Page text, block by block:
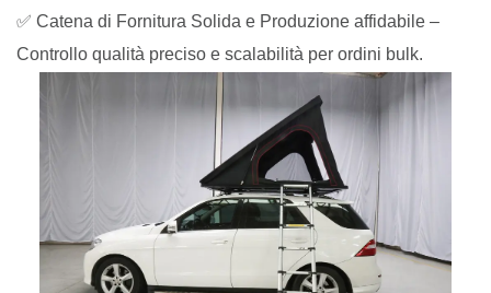
✅ Catena di Fornitura Solida e Produzione affidabile –
Controllo qualità preciso e scalabilità per ordini bulk.